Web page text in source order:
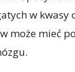
w kwasy
może mieć